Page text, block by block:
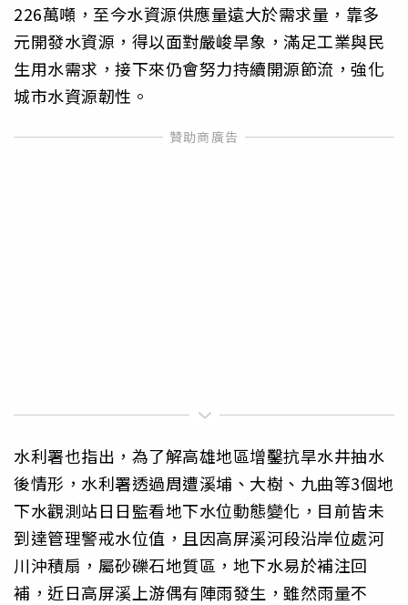
226萬噸，至今水資源供應量遠大於需求量，靠多
元開發水資源，得以面對嚴峻旱象，滿足工業與民
生用水需求，接下來仍會努力持續開源節流，強化
城市水資源韌性。
水利署也指出，為了解高雄地區增鑿抗旱水井抽水
後情形，水利署透過周遭溪埔、大樹、九曲等3個地
下水觀測站日日監看地下水位動態變化，目前皆未
到達管理警戒水位值，且因高屏溪河段沿岸位處河
川沖積扇，屬砂礫石地質區，地下水易於補注回
補，近日高屏溪上游偶有陣雨發生，雖然雨量不